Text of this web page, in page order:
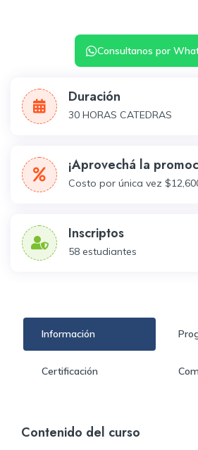
Consultanos por
Duración
30 HORAS CATEDRAS
¡Aprovechá la
Costo por única vez
Inscriptos
58 estudiantes
Información
Certificación
Contenido del curso